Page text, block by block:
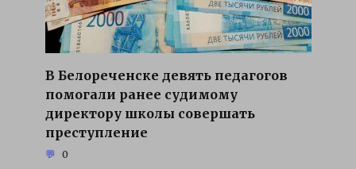
В Белореченске девять педагогов
помогали ранее судимому
директору школы совершать
преступление
0